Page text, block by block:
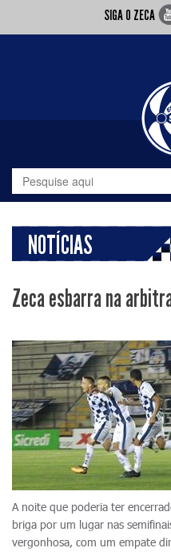
SIGA O ZECA
NOTÍCIAS
Zeca esbarra na
A noite que poderia ter
briga por um lugar nas
vergonhosa, com um empate